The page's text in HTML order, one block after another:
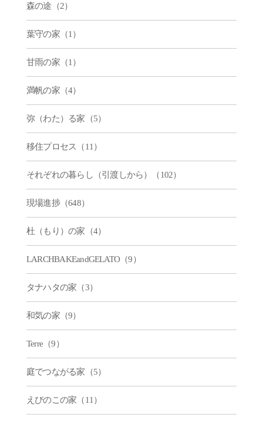
森の途（2）
葉守の家（1）
甘雨の家（1）
満帆の家（4）
弥（わた）る家（5）
移住プロセス（11）
それぞれの暮らし（引渡しから）（102）
現場進捗（648）
杜（もり）の家（4）
LARCHBAKEandGELATO（9）
タナハタの家（3）
和気の家（9）
Terre（9）
庭でつながる家（5）
えびのこの家（11）